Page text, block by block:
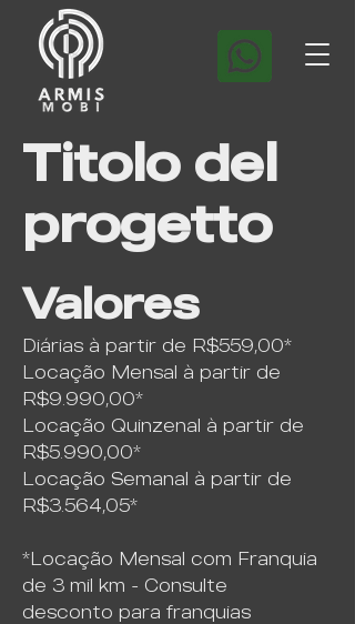
Titolo del
progetto
Valores
Diárias à partir de R$559,00*
Locação Mensal à partir de
R$9.990,00*
Locação Quinzenal à partir de
R$5.990,00*
Locação Semanal à partir de
R$3.564,05*
*Locação Mensal com Franquia
de 3 mil km - Consulte
desconto para franquias